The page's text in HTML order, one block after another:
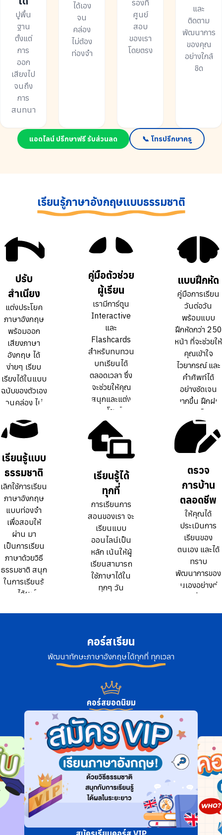
ปูพื้น
ฐาน
ตั้งแต่
การ
ออก
เสียงไป
จนถึง
การ
สนทนา
ได้เอง
จน
คล่อง
ไม่ต้อง
ท่องจำ
รองที่
ศูนย์
สอบ
ของเรา
โดยตรง
และ
ติดตาม
พัฒนาการ
ของคุณ
อย่างใกล้
ชิด
แอดไลน์ ปรึกษาฟรี รับส่วนลด 📞 โทรปรึกษาครู
เรียนรู้ภาษาอังกฤษแบบธรรมชาติ
ปรับ
สำเนียง
แต่งประโยค
ภาษาอังกฤษ
พร้อมออก
เสียงภาษา
อังกฤษ ได้
ง่ายๆ เรียบ
เรียงได้ในแบบ
ฉบับของตัวเอง
จนคล่อง ไม่
เนียงเป๊ะ
ปรับ
สำเนียง
แต่งประโยค
ภาษาอังกฤษ
พร้อมออก
เสียงภาษา
อังกฤษ ได้
ง่ายๆ เรียบ
เรียงได้ในแบบ
ฉบับของตัวเอง
จนคล่อง ไม่
เนียงเป๊ะ
คู่มือตัวช่วย
ผู้เรียน
เรามีการ์ตูน
Interactive
และ
Flashcards
สำหรับทบทวน
บทเรียนได้
ตลอดเวลา ซึ่ง
จะช่วยให้คุณ
สนุกและแต่ง
ประโยคได้
คล่องขึ้นกว่า
การเรียน
ธรรมดา 10
เท่า
คู่มือตัวช่วย
ผู้เรียน
เรามีการ์ตูน
Interactive
และ
Flashcards
สำหรับทบทวน
บทเรียนได้
ตลอดเวลา ซึ่ง
จะช่วยให้คุณ
สนุกและแต่ง
ประโยคได้
คล่องขึ้นกว่า
การเรียน
ธรรมดา 10
เท่า
แบบฝึกหัด
คู่มือการเรียน
วันต่อวัน
พร้อมแบบ
ฝึกหัดกว่า 250
หน้า ที่จะช่วยให้
คุณเข้าใจ
ไวยากรณ์ และ
คำศัพท์ได้
อย่างชัดเจน
มากขึ้น ฝึกฝน
ที่
แบบฝึกหัด
คู่มือการเรียน
วันต่อวัน
พร้อมแบบ
ฝึกหัดกว่า 250
หน้า ที่จะช่วยให้
คุณเข้าใจ
ไวยากรณ์ และ
คำศัพท์ได้
อย่างชัดเจน
มากขึ้น ฝึกฝน
ที่
เรียนรู้แบบ
ธรรมชาติ
เลิกใช้การเรียน
ภาษาอังกฤษ
แบบท่องจำ
เพื่อสอบให้
ผ่าน มา
เป็นการเรียน
ภาษาด้วยวิธี
ธรรมชาติ สนุก
ในการเรียนรู้
และได้ผลใน
เรียนรู้แบบ
ธรรมชาติ
เลิกใช้การเรียน
ภาษาอังกฤษ
แบบท่องจำ
เพื่อสอบให้
ผ่าน มา
เป็นการเรียน
ภาษาด้วยวิธี
ธรรมชาติ สนุก
ในการเรียนรู้
และได้ผลใน
เรียนรู้ได้
ทุกที่
การเรียนการ
สอนของเรา จะ
เรียนแบบ
ออนไลน์เป็น
หลัก เน้นให้ผู้
เรียนสามารถ
ใช้ภาษาได้ใน
ทุกๆ วัน
เรียนรู้ได้
ทุกที่
การเรียนการ
สอนของเรา จะ
เรียนแบบ
ออนไลน์เป็น
หลัก เน้นให้ผู้
เรียนสามารถ
ใช้ภาษาได้ใน
ทุกๆ วัน
ตรวจ
การบ้าน
ตลอดชีพ
ให้คุณได้
ประเมินการ
เรียนของ
ตนเอง และได้
ทราบ
พัฒนาการของ
ตนเองอย่างต่อ
เนื่อง
ตรวจ
การบ้าน
ตลอดชีพ
ให้คุณได้
ประเมินการ
เรียนของ
ตนเอง และได้
ทราบ
พัฒนาการของ
ตนเองอย่างต่อ
เนื่อง
คอร์สเรียน
พัฒนาทักษะภาษาอังกฤษได้ทุกที่ ทุกเวลา
คอร์สยอดนิยม